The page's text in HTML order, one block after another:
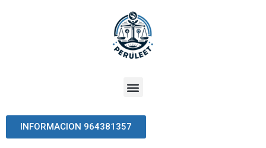
INFORMACION 964381357